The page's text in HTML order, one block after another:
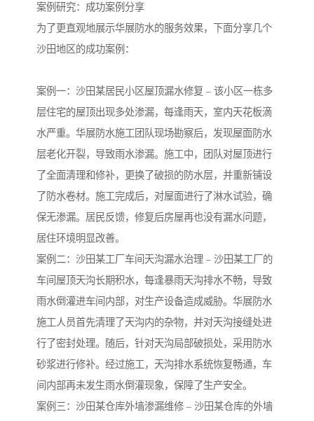
案例研究：成功案例分享
为了更直观地展示华展防水的服务效果，下面分享几个
沙田地区的成功案例：
案例一：沙田某居民小区屋顶漏水修复 – 该小区一栋多
层住宅的屋顶出现多处渗漏，每逢雨天，室内天花板滴
水严重。华展防水施工团队现场勘察后，发现屋面防水
层老化开裂，导致雨水渗漏。施工中，团队对屋顶进行
了全面清理和修补，更换了破损的防水层，并重新铺设
了防水卷材。施工完成后，对屋面进行了淋水试验，确
保无渗漏。居民反馈，修复后房屋再也没有漏水问题，
居住环境明显改善。
案例二：沙田某工厂车间天沟漏水治理 – 沙田某工厂的
车间屋顶天沟长期积水，每逢暴雨天沟排水不畅，导致
雨水倒灌进车间内部，对生产设备造成威胁。华展防水
施工人员首先清理了天沟内的杂物，并对天沟接缝处进
行了密封处理。随后，针对天沟局部破损处，采用防水
砂浆进行修补。经过施工，天沟排水系统恢复畅通，车
间内部再未发生雨水倒灌现象，保障了生产安全。
案例三：沙田某仓库外墙渗漏维修 – 沙田某仓库的外墙